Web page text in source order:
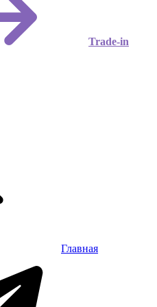
Trade-in
Главная